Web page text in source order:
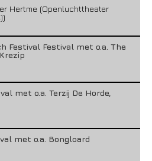
Hertme (Openluchttheater
Festival Festival met o.a. The
met o.a. Terzij De Horde,
met o.a. Bongloard